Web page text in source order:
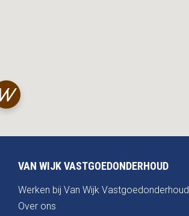
VAN WIJK VASTGOEDONDERHOUD
Werken bij Van Wijk Vastgoedonderhoud
Over ons